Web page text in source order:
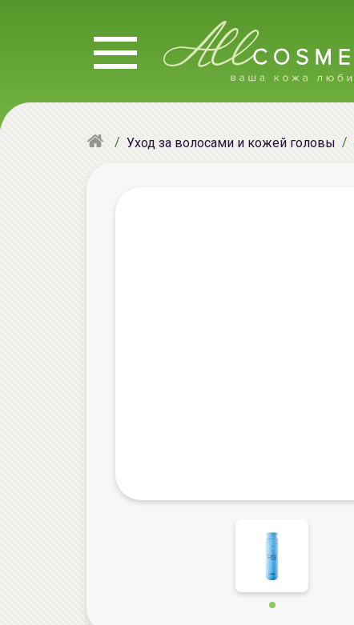
Уход за волосами и кожей головы